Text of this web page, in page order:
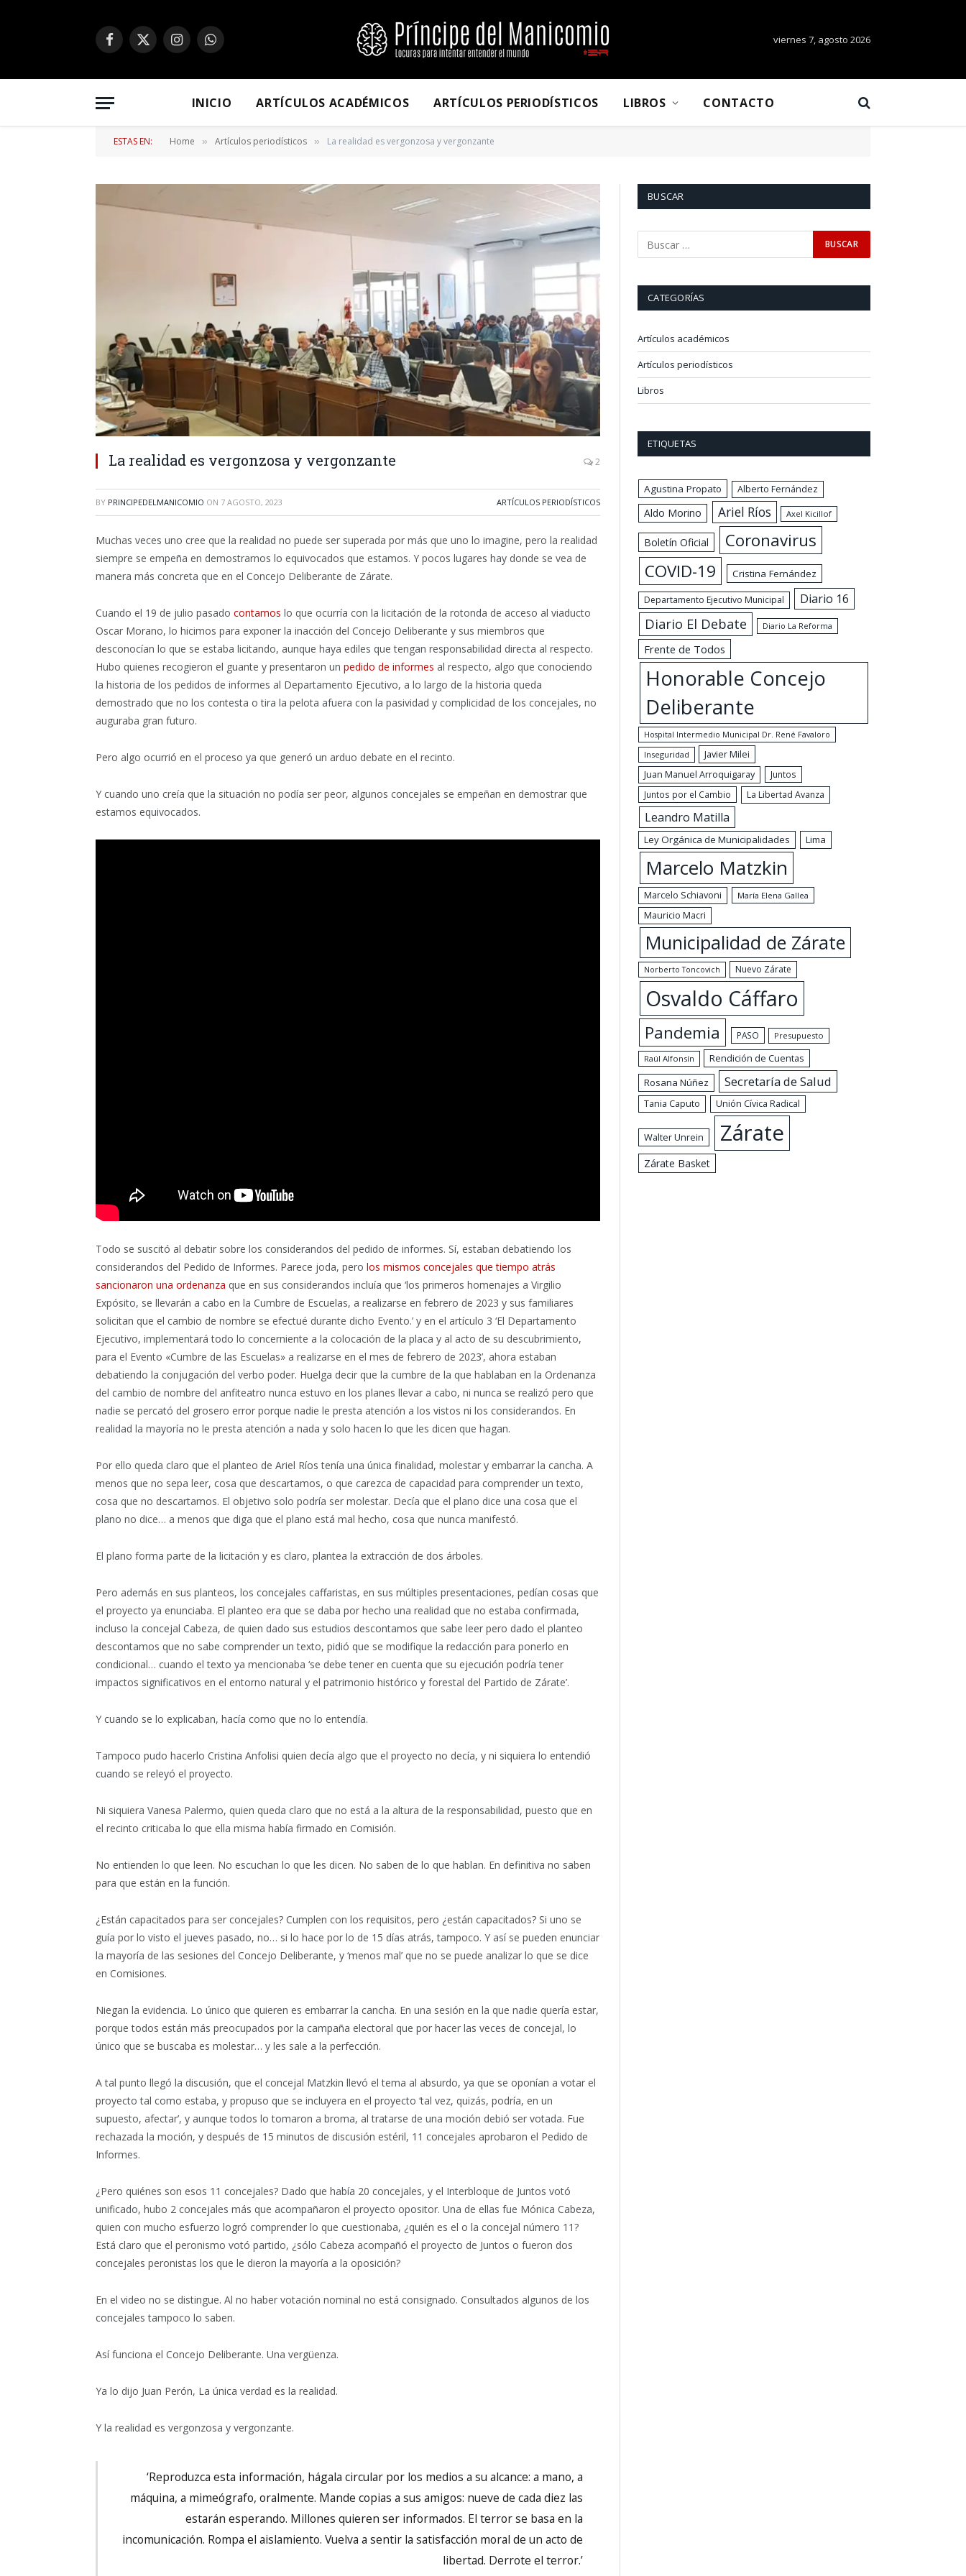
Facebook
X
InstagramWhatsApp viernes 7, agosto 2026
INICIO ARTÍCULOS ACADÉMICOS ARTÍCULOS PERIODÍSTICOS LIBROS CONTACTO
ESTAS EN: Home » Artículos periodísticos » La realidad es vergonzosa y vergonzante
La realidad es vergonzosa y vergonzante 2
BY PRINCIPEDELMANICOMIO ON 7 AGOSTO, 2023 ARTÍCULOS PERIODÍSTICOS
Muchas veces uno cree que la realidad no puede ser superada por más que uno lo imagine, pero la realidad
siempre se empeña en demostrarnos lo equivocados que estamos. Y pocos lugares hay donde se vea de
manera más concreta que en el Concejo Deliberante de Zárate.
Cuando el 19 de julio pasado contamos lo que ocurría con la licitación de la rotonda de acceso al viaducto
Oscar Morano, lo hicimos para exponer la inacción del Concejo Deliberante y sus miembros que
desconocían lo que se estaba licitando, aunque haya ediles que tengan responsabilidad directa al respecto.
Hubo quienes recogieron el guante y presentaron un pedido de informes al respecto, algo que conociendo
la historia de los pedidos de informes al Departamento Ejecutivo, a lo largo de la historia queda
demostrado que no los contesta o tira la pelota afuera con la pasividad y complicidad de los concejales, no
auguraba gran futuro.
Pero algo ocurrió en el proceso ya que generó un arduo debate en el recinto.
Y cuando uno creía que la situación no podía ser peor, algunos concejales se empeñan en demostrar que
estamos equivocados.
Todo se suscitó al debatir sobre los considerandos del pedido de informes. Sí, estaban debatiendo los
considerandos del Pedido de Informes. Parece joda, pero los mismos concejales que tiempo atrás
sancionaron una ordenanza que en sus considerandos incluía que ‘los primeros homenajes a Virgilio
Expósito, se llevarán a cabo en la Cumbre de Escuelas, a realizarse en febrero de 2023 y sus familiares
solicitan que el cambio de nombre se efectué durante dicho Evento.’ y en el artículo 3 ‘El Departamento
Ejecutivo, implementará todo lo concerniente a la colocación de la placa y al acto de su descubrimiento,
para el Evento «Cumbre de las Escuelas» a realizarse en el mes de febrero de 2023’, ahora estaban
debatiendo la conjugación del verbo poder. Huelga decir que la cumbre de la que hablaban en la Ordenanza
del cambio de nombre del anfiteatro nunca estuvo en los planes llevar a cabo, ni nunca se realizó pero que
nadie se percató del grosero error porque nadie le presta atención a los vistos ni los considerandos. En
realidad la mayoría no le presta atención a nada y solo hacen lo que les dicen que hagan.
Por ello queda claro que el planteo de Ariel Ríos tenía una única finalidad, molestar y embarrar la cancha. A
menos que no sepa leer, cosa que descartamos, o que carezca de capacidad para comprender un texto,
cosa que no descartamos. El objetivo solo podría ser molestar. Decía que el plano dice una cosa que el
plano no dice… a menos que diga que el plano está mal hecho, cosa que nunca manifestó.
El plano forma parte de la licitación y es claro, plantea la extracción de dos árboles.
Pero además en sus planteos, los concejales caffaristas, en sus múltiples presentaciones, pedían cosas que
el proyecto ya enunciaba. El planteo era que se daba por hecho una realidad que no estaba confirmada,
incluso la concejal Cabeza, de quien dado sus estudios descontamos que sabe leer pero dado el planteo
descontamos que no sabe comprender un texto, pidió que se modifique la redacción para ponerlo en
condicional… cuando el texto ya mencionaba ‘se debe tener en cuenta que su ejecución podría tener
impactos significativos en el entorno natural y el patrimonio histórico y forestal del Partido de Zárate’.
Y cuando se lo explicaban, hacía como que no lo entendía.
Tampoco pudo hacerlo Cristina Anfolisi quien decía algo que el proyecto no decía, y ni siquiera lo entendió
cuando se releyó el proyecto.
Ni siquiera Vanesa Palermo, quien queda claro que no está a la altura de la responsabilidad, puesto que en
el recinto criticaba lo que ella misma había firmado en Comisión.
No entienden lo que leen. No escuchan lo que les dicen. No saben de lo que hablan. En definitiva no saben
para que están en la función.
¿Están capacitados para ser concejales? Cumplen con los requisitos, pero ¿están capacitados? Si uno se
guía por lo visto el jueves pasado, no… si lo hace por lo de 15 días atrás, tampoco. Y así se pueden enunciar
la mayoría de las sesiones del Concejo Deliberante, y ‘menos mal’ que no se puede analizar lo que se dice
en Comisiones.
Niegan la evidencia. Lo único que quieren es embarrar la cancha. En una sesión en la que nadie quería estar,
porque todos están más preocupados por la campaña electoral que por hacer las veces de concejal, lo
único que se buscaba es molestar… y les sale a la perfección.
A tal punto llegó la discusión, que el concejal Matzkin llevó el tema al absurdo, ya que se oponían a votar el
proyecto tal como estaba, y propuso que se incluyera en el proyecto ‘tal vez, quizás, podría, en un
supuesto, afectar’, y aunque todos lo tomaron a broma, al tratarse de una moción debió ser votada. Fue
rechazada la moción, y después de 15 minutos de discusión estéril, 11 concejales aprobaron el Pedido de
Informes.
¿Pero quiénes son esos 11 concejales? Dado que había 20 concejales, y el Interbloque de Juntos votó
unificado, hubo 2 concejales más que acompañaron el proyecto opositor. Una de ellas fue Mónica Cabeza,
quien con mucho esfuerzo logró comprender lo que cuestionaba, ¿quién es el o la concejal número 11?
Está claro que el peronismo votó partido, ¿sólo Cabeza acompañó el proyecto de Juntos o fueron dos
concejales peronistas los que le dieron la mayoría a la oposición?
En el video no se distingue. Al no haber votación nominal no está consignado. Consultados algunos de los
concejales tampoco lo saben.
Así funciona el Concejo Deliberante. Una vergüenza.
Ya lo dijo Juan Perón, La única verdad es la realidad.
Y la realidad es vergonzosa y vergonzante.
‘Reproduzca esta información, hágala circular por los medios a su alcance: a mano, a
máquina, a mimeógrafo, oralmente. Mande copias a sus amigos: nueve de cada diez las
estarán esperando. Millones quieren ser informados. El terror se basa en la
incomunicación. Rompa el aislamiento. Vuelva a sentir la satisfacción moral de un acto de
libertad. Derrote el terror.’
BUSCAR
CATEGORÍAS
Artículos académicos
Artículos periodísticos
Libros
ETIQUETAS
Agustina Propato Alberto Fernández
Aldo Morino Ariel Ríos Axel Kicillof
Boletín Oficial
Coronavirus
COVID-19
Cristina Fernández
Departamento Ejecutivo Municipal Diario 16
Diario El Debate Diario La Reforma
Frente de Todos
Honorable Concejo
Deliberante
Hospital Intermedio Municipal Dr. René Favaloro
Inseguridad
Javier Milei
Juan Manuel Arroquigaray
Juntos
Juntos por el Cambio
La Libertad Avanza
Leandro Matilla
Ley Orgánica de Municipalidades Lima
Marcelo Matzkin
Marcelo Schiavoni María Elena Gallea
Mauricio Macri
Municipalidad de Zárate
Norberto Toncovich Nuevo Zárate
Osvaldo Cáffaro
Pandemia PASO Presupuesto
Raúl Alfonsín
Rendición de Cuentas
Rosana Núñez
Secretaría de Salud
Tania Caputo Unión Cívica Radical
Walter Unrein Zárate
Zárate Basket